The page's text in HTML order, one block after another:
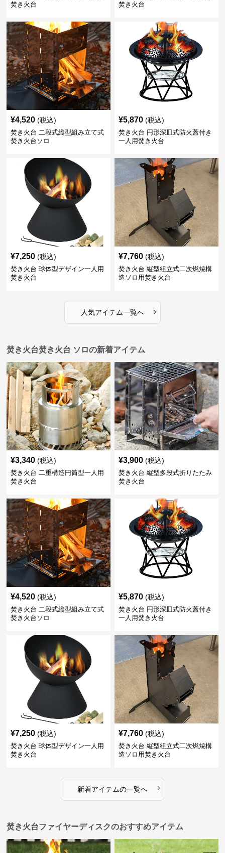
焚き火台
焚き火台
¥4,520 (税込)
焚き火台 二段式縦型組み立て式
焚き火台ソロ
¥5,870 (税込)
焚き火台 円形深皿式防火蓋付き
一人用焚き火台
¥7,250 (税込)
焚き火台 球体型デザイン一人用
焚き火台
¥7,760 (税込)
焚き火台 縦型組立式二次燃焼構
造ソロ用焚き火台
人気アイテム一覧へ ›
焚き火台焚き火台 ソロの新着アイテム
¥3,340 (税込)
焚き火台 二重構造円筒型一人用
焚き火台
¥3,900 (税込)
焚き火台 縦型多段式折りたたみ
焚き火台
¥4,520 (税込)
焚き火台 二段式縦型組み立て式
焚き火台ソロ
¥5,870 (税込)
焚き火台 円形深皿式防火蓋付き
一人用焚き火台
¥7,250 (税込)
焚き火台 球体型デザイン一人用
焚き火台
¥7,760 (税込)
焚き火台 縦型組立式二次燃焼構
造ソロ用焚き火台
新着アイテムの一覧へ ›
焚き火台ファイヤーディスクのおすすめアイテム